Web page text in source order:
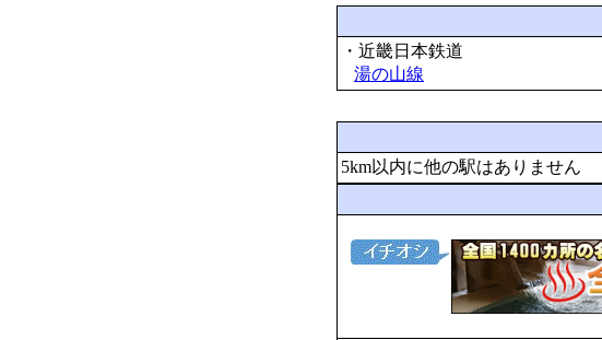
・近畿日本鉄道
湯の山線
5km以内に他の駅はありません